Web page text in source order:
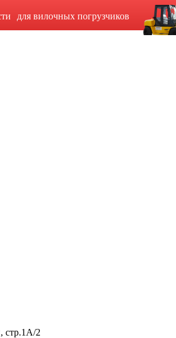
для вилочных погрузчиков
стр.1А/2